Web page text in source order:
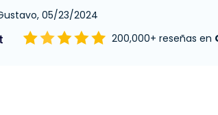
05/23/2024
200,000+ reseñas en